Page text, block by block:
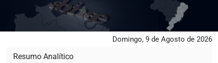
Domingo, 9 de Agosto de 2026
Resumo Analítico